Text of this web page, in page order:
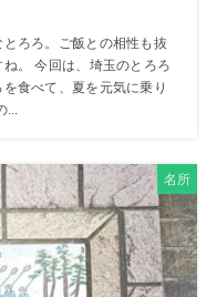
ろろ。ご飯との相性も抜
。 今回は、埼玉のとろろ
食べて、夏を元気に乗り
名所